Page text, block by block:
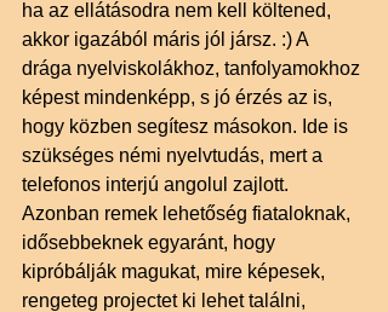
ha az ellátásodra nem kell költened,
akkor igazából máris jól jársz. :) A
drága nyelviskolákhoz, tanfolyamokhoz
képest mindenképp, s jó érzés az is,
hogy közben segítesz másokon. Ide is
szükséges némi nyelvtudás, mert a
telefonos interjú angolul zajlott.
Azonban remek lehetőség fiataloknak,
idősebbeknek egyaránt, hogy
kipróbálják magukat, mire képesek,
rengeteg projectet ki lehet találni,